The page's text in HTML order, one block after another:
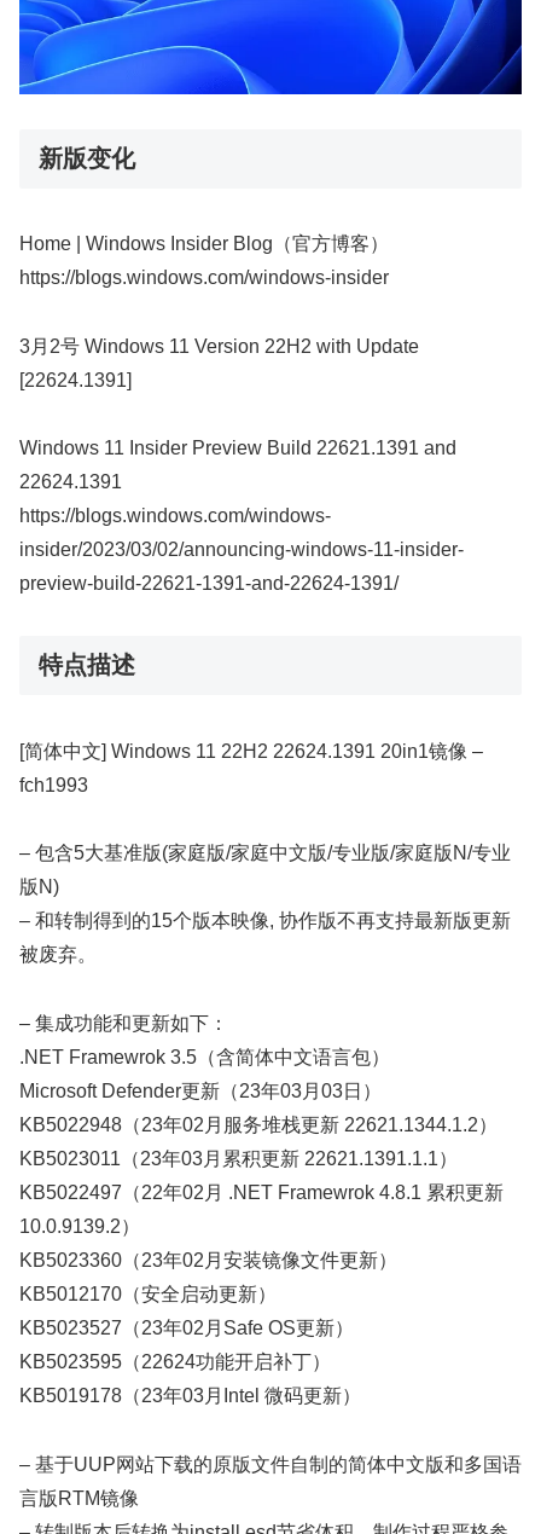
新版变化
Home | Windows Insider Blog（官方博客）
https://blogs.windows.com/windows-insider
3月2号 Windows 11 Version 22H2 with Update
[22624.1391]
Windows 11 Insider Preview Build 22621.1391 and
22624.1391
https://blogs.windows.com/windows-
insider/2023/03/02/announcing-windows-11-insider-
preview-build-22621-1391-and-22624-1391/
特点描述
[简体中文] Windows 11 22H2 22624.1391 20in1镜像 –
fch1993
– 包含5大基准版(家庭版/家庭中文版/专业版/家庭版N/专业
版N)
– 和转制得到的15个版本映像, 协作版不再支持最新版更新
被废弃。
– 集成功能和更新如下：
.NET Framewrok 3.5（含简体中文语言包）
Microsoft Defender更新（23年03月03日）
KB5022948（23年02月服务堆栈更新 22621.1344.1.2）
KB5023011（23年03月累积更新 22621.1391.1.1）
KB5022497（22年02月 .NET Framewrok 4.8.1 累积更新
10.0.9139.2）
KB5023360（23年02月安装镜像文件更新）
KB5012170（安全启动更新）
KB5023527（23年02月Safe OS更新）
KB5023595（22624功能开启补丁）
KB5019178（23年03月Intel 微码更新）
– 基于UUP网站下载的原版文件自制的简体中文版和多国语
言版RTM镜像